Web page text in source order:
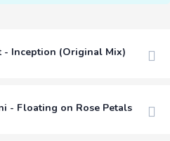
- Inception (Original Mix)
- Floating on Rose Petals